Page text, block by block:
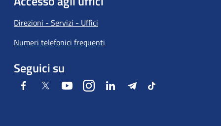
Direzioni - Servizi - Uffici
Numeri telefonici frequenti
Seguici su
Facebook Twitter YoutubeInstagramLinkedIn TelegramTiktok